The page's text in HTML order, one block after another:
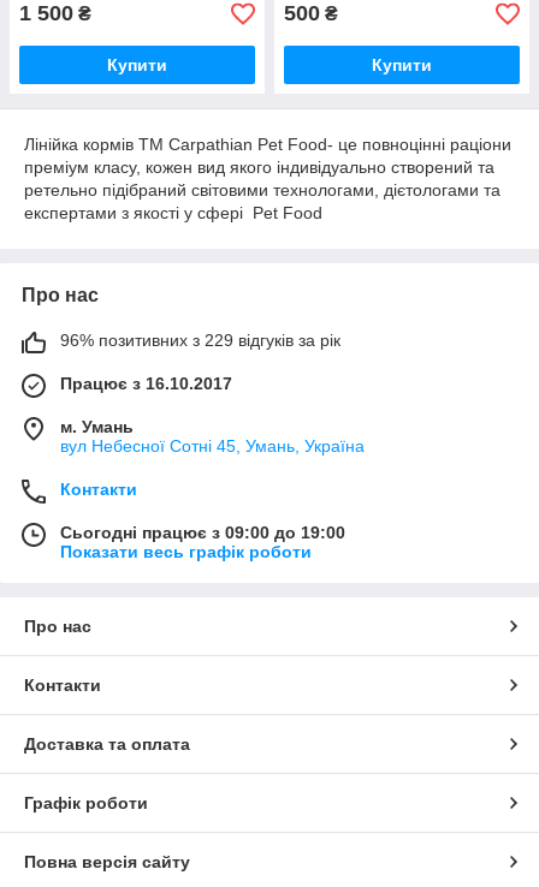
1 500 ₴
Купити
500 ₴
Купити
Лінійка кормів ТМ Carpathian Pet Food- це повноцінні раціони
преміум класу, кожен вид якого індивідуально створений та
ретельно підібраний світовими технологами, дієтологами та
експертами з якості у сфері Pet Food
Про нас
96% позитивних з 229 відгуків за рік
Працює з 16.10.2017
м. Умань
вул Небесної Сотні 45, Умань, Україна
Контакти
Сьогодні працює з 09:00 до 19:00
Показати весь графік роботи
Про нас
Контакти
Доставка та оплата
Графік роботи
Повна версія сайту